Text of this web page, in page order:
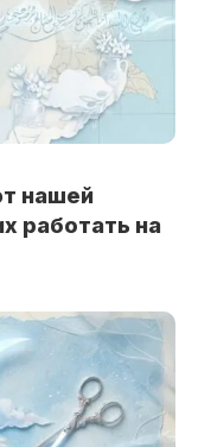
нашей
работать на